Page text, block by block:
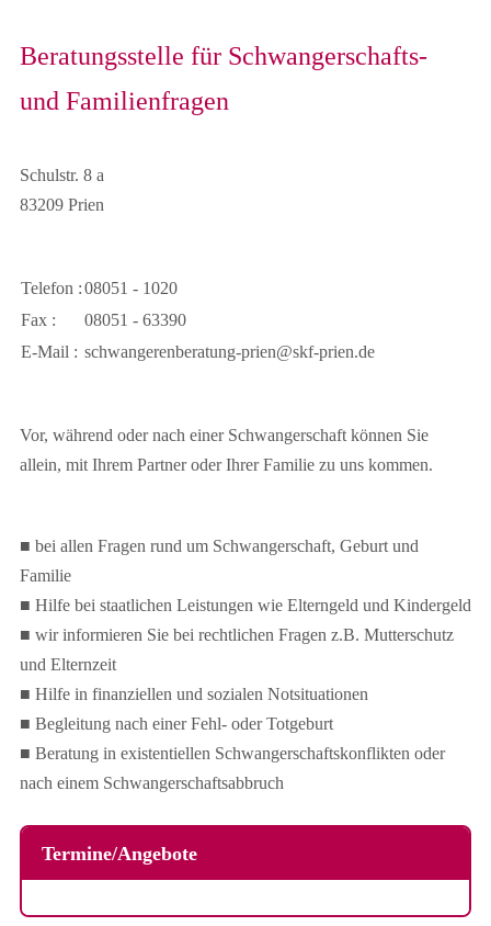
Beratungsstelle für Schwangerschafts-
und Familienfragen
Schulstr. 8 a
83209 Prien
Telefon :08051 - 1020
Fax :
08051 - 63390
E-Mail : schwangerenberatung-prien@skf-prien.de
Vor, während oder nach einer Schwangerschaft können Sie
allein, mit Ihrem Partner oder Ihrer Familie zu uns kommen.
■ bei allen Fragen rund um Schwangerschaft, Geburt und
Familie
■ Hilfe bei staatlichen Leistungen wie Elterngeld und Kindergeld
■ wir informieren Sie bei rechtlichen Fragen z.B. Mutterschutz
und Elternzeit
■ Hilfe in finanziellen und sozialen Notsituationen
■ Begleitung nach einer Fehl- oder Totgeburt
■ Beratung in existentiellen Schwangerschaftskonflikten oder
nach einem Schwangerschaftsabbruch
Termine/Angebote